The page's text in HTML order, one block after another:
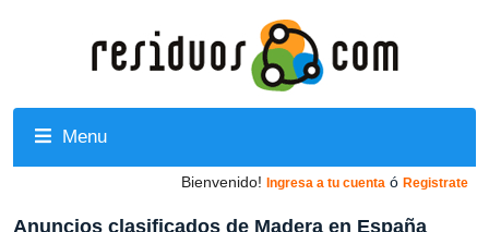
Menu
Bienvenido! Ingresa a tu cuenta ó Registrate
Anuncios clasificados de Madera en España